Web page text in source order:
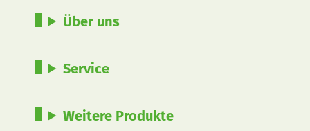
Über uns
Service
Weitere Produkte